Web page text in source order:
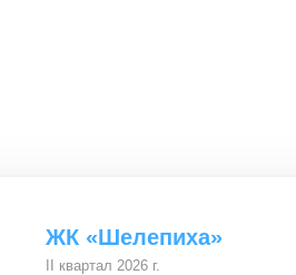
ЖК «Шелепиха»
II квартал 2026 г.